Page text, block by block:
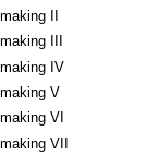
II
III
IV
V
VI
VII